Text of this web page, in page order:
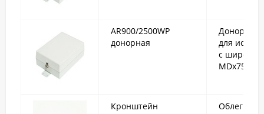
AR900/2500WP
донорная
Донорная
для
с
MDх75
Кронштейн